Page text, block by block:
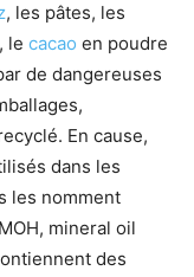
, les pâtes, les
, le cacao en poudre
de dangereuses
En cause,
dans les
les nomment
mineral oil
des